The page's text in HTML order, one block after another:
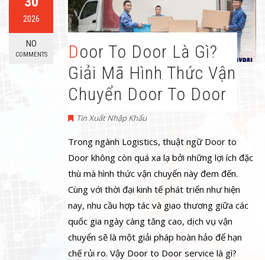
2026
NO
COMMENTS
Door To Door Là Gì?
Giải Mã Hình Thức Vận
Chuyển Door To Door
Tin Xuất Nhập Khẩu
Trong ngành Logistics, thuật ngữ Door to
Door không còn quá xa lạ bởi những lợi ích đặc
thù mà hình thức vận chuyển này đem đến.
Cùng với thời đại kinh tế phát triển như hiện
nay, nhu cầu hợp tác và giao thương giữa các
quốc gia ngày càng tăng cao, dịch vụ vận
chuyển sẽ là một giải pháp hoàn hảo để hạn
chế rủi ro. Vậy Door to Door service là gì?